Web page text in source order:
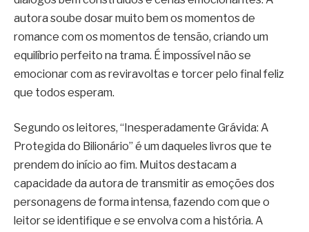
autora soube dosar muito bem os momentos de
romance com os momentos de tensão, criando um
equilíbrio perfeito na trama. É impossível não se
emocionar com as reviravoltas e torcer pelo final feliz
que todos esperam.
Segundo os leitores, “Inesperadamente Grávida: A
Protegida do Bilionário” é um daqueles livros que te
prendem do início ao fim. Muitos destacam a
capacidade da autora de transmitir as emoções dos
personagens de forma intensa, fazendo com que o
leitor se identifique e se envolva com a história. A